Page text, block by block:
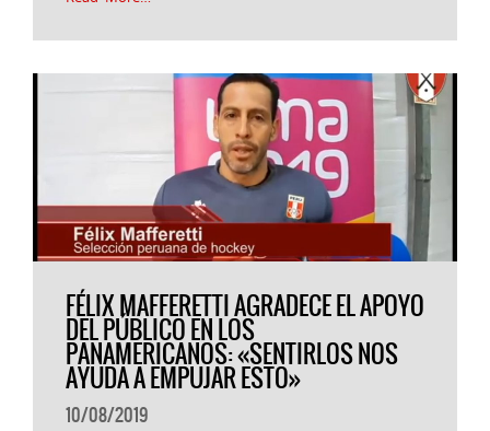
FÉLIX MAFFERETTI AGRADECE EL APOYO
DEL PÚBLICO EN LOS
PANAMERICANOS: «SENTIRLOS NOS
AYUDA A EMPUJAR ESTO»
10/08/2019